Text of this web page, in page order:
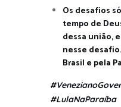
Os desafios
tempo de
dessa união,
nesse
Brasil e pela
#LulaNaParaíba